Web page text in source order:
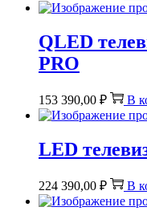
QLED
PRO
153 390,00 ₽ В
LED
224 390,00 ₽ В